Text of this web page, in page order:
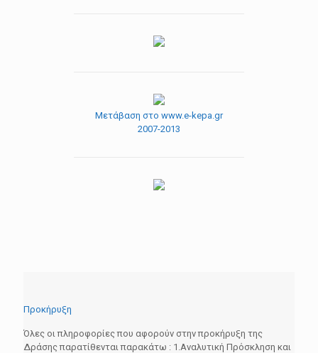
Προκήρυξη
Όλες οι πληροφορίες που αφορούν στην προκήρυξη της
Δράσης παρατίθενται παρακάτω : 1.Αναλυτική Πρόσκληση και
Μετάβαση στο www.e-kepa.gr
2007-2013